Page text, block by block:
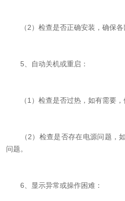
（2）检查是否正确安装，确保各部
5、自动关机或重启：
（1）检查是否过热，如有需要，
（2）检查是否存在电源问题，如
问题。
6、显示异常或操作困难：